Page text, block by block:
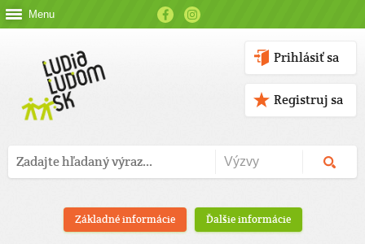
Menu
Prihlásiť sa
Registruj sa
Základné informácie Ďalšie informácie